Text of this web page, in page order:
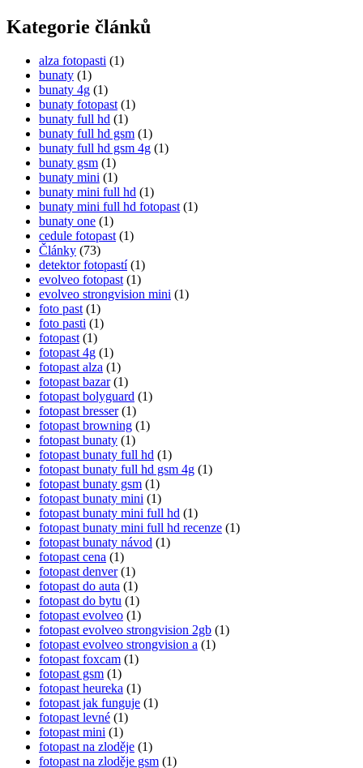
Kategorie článků
alza fotopasti (1)
bunaty (1)
bunaty 4g (1)
bunaty fotopast(1)
bunaty full hd (1)
bunaty full hd gsm (1)
bunaty full hd gsm 4g (1)
bunaty gsm (1)
bunaty mini (1)
bunaty mini full hd (1)
bunaty mini full hd fotopast(1)
bunaty one (1)
cedule fotopast(1)
Články (73)
detektor fotopastí(1)
evolveo fotopast(1)
evolveo strongvision mini (1)
foto past(1)
foto pasti (1)
fotopast(1)
fotopast 4g (1)
fotopast alza (1)
fotopast bazar(1)
fotopast bolyguard (1)
fotopast bresser(1)
fotopast browning (1)
fotopast bunaty (1)
fotopast bunaty full hd (1)
fotopast bunaty full hd gsm 4g (1)
fotopast bunaty gsm (1)
fotopast bunaty mini (1)
fotopast bunaty mini full hd (1)
fotopast bunaty mini full hd recenze (1)
fotopast bunaty návod (1)
fotopast cena (1)
fotopast denver(1)
fotopast do auta (1)
fotopast do bytu (1)
fotopast evolveo (1)
fotopast evolveo strongvision 2gb (1)
fotopast evolveo strongvision a (1)
fotopast foxcam (1)
fotopast gsm (1)
fotopast heureka (1)
fotopast jak funguje (1)
fotopast levné (1)
fotopast mini (1)
fotopast na zloděje (1)
fotopast na zloděje gsm (1)